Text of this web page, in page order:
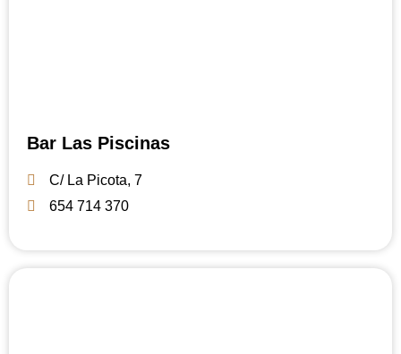
Bar Las Piscinas
C/ La Picota, 7
654 714 370